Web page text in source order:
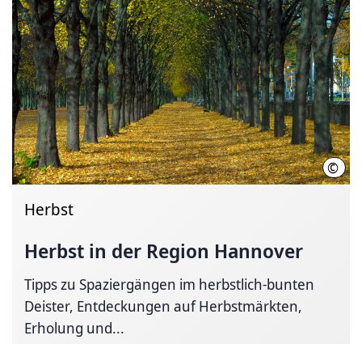
©
Herbst
Herbst in der Region Hannover
Tipps zu Spaziergängen im herbstlich-bunten
Deister, Entdeckungen auf Herbstmärkten,
Erholung und...